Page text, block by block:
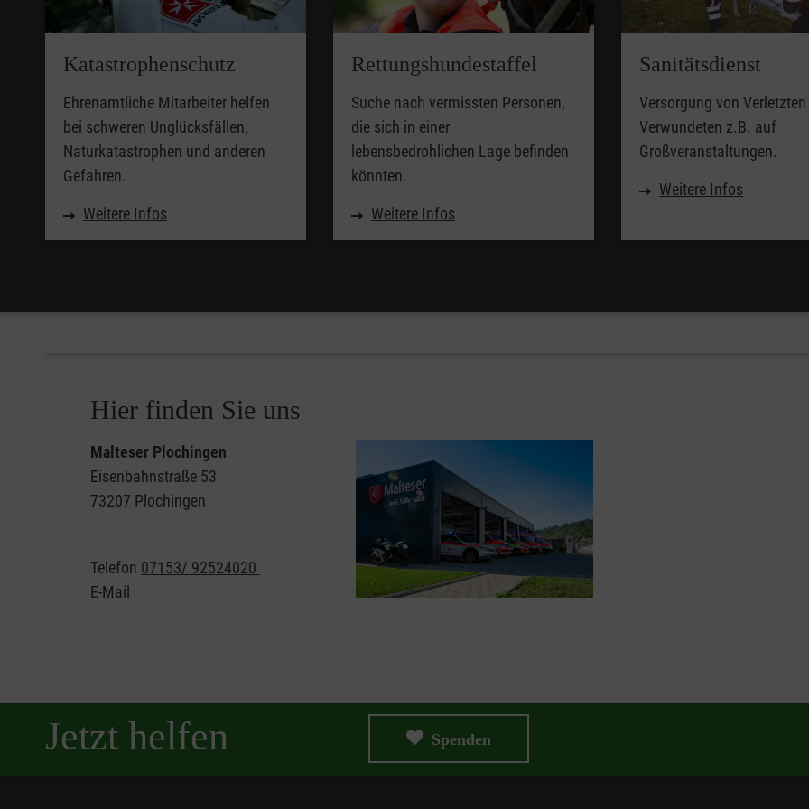
Katastrophenschutz
Ehrenamtliche Mitarbeiter helfen
bei schweren Unglücksfällen,
Naturkatastrophen und anderen
Gefahren.
Weitere Infos
Rettungshundestaffel
Suche nach vermissten Personen,
die sich in einer
lebensbedrohlichen Lage befinden
könnten.
Weitere Infos
Sanitätsdienst
Versorgung von
Verwundeten z.B. auf
Großveranstaltungen.
Weitere Infos
Hier finden Sie uns
Malteser Plochingen
Eisenbahnstraße 53
73207 Plochingen
Telefon 07153/ 92524020
E-Mail
Jetzt helfen Spenden